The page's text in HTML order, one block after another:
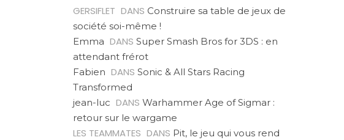
GERSIFLET DANS Construire sa table de jeux de
société soi-même !
Emma DANS Super Smash Bros for 3DS : en
attendant frérot
Fabien DANS Sonic & All Stars Racing
Transformed
jean-luc DANS Warhammer Age of Sigmar :
retour sur le wargame
LES TEAMMATES DANS Pit, le jeu qui vous rend